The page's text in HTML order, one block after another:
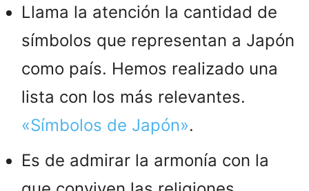
Llama la atención la cantidad de
símbolos que representan a Japón
como país. Hemos realizado una
lista con los más relevantes.
«Símbolos de Japón».
Es de admirar la armonía con la